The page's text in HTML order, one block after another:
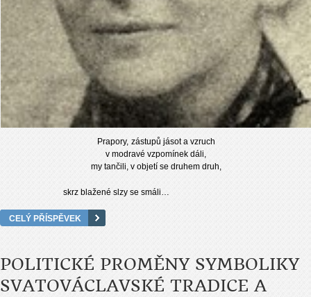
Prapory, zástupů jásot a vzruch
v modravé vzpomínek dáli,
my tančili, v objetí se druhem druh,
skrz blažené slzy se smáli…
CELÝ PŘÍSPĚVEK
POLITICKÉ PROMĚNY SYMBOLIKY
SVATOVÁCLAVSKÉ TRADICE A